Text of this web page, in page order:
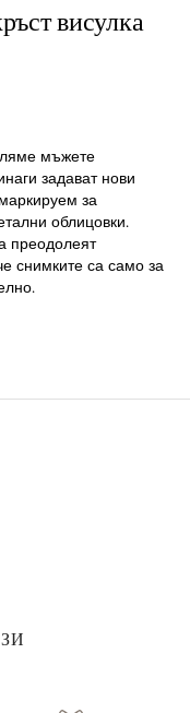
висулка
мъжете
задават нови
за
облицовки.
преодолеят
снимките са само за